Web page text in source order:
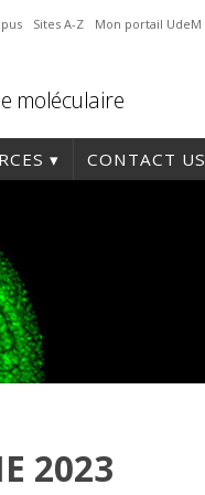
Sites A-Z Mon portail UdeM
moléculaire
CONTACT US
2023